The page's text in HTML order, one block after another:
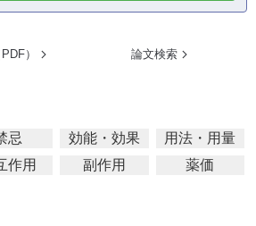
） 論文検索
忌 効能・効果
用法・用量
作用 副作用 薬価